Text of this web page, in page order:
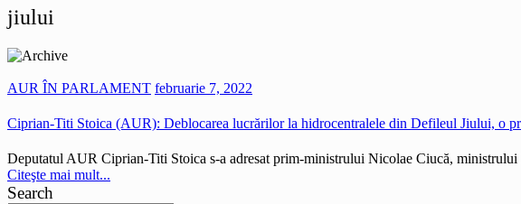
jiului
AUR ÎN PARLAMENT februarie 7, 2022
Ciprian-Titi Stoica (AUR): Deblocarea lucrărilor la hidrocentralele din Defileul Jiului, o
Deputatul AUR Ciprian-Titi Stoica s-a adresat prim-ministrului Nicolae Ciucă,
Citeşte mai mult...
Search